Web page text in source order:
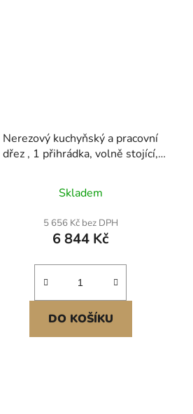
Nerezový kuchyňský a pracovní
dřez , 1 přihrádka, volně stojící,
533,4 x 1041 mm, komerční dřezy
s jednou mísou pro garáž,
restauraci, kuchyň, prádelnu
Skladem
5 656 Kč bez DPH
6 844 Kč
DO KOŠÍKU